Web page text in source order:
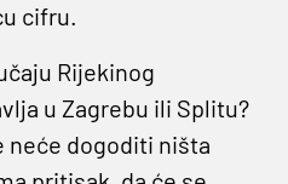
cifru.
Rijekinog
u Zagrebu ili Splitu?
neće dogoditi ništa